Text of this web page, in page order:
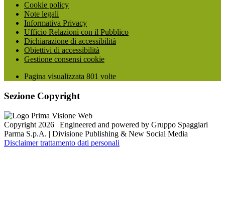
Cookie policy
Note legali
Informativa Privacy
Ufficio Relazioni con il Pubblico
Dichiarazione di accessibilità
Obiettivi di accessibilità
Gestione consensi cookie
Pagina visualizzata 801 volte
Sezione Copyright
Copyright 2026 | Engineered and powered by Gruppo Spaggiari
Parma S.p.A. | Divisione Publishing & New Social Media
Disclaimer trattamento dati personali